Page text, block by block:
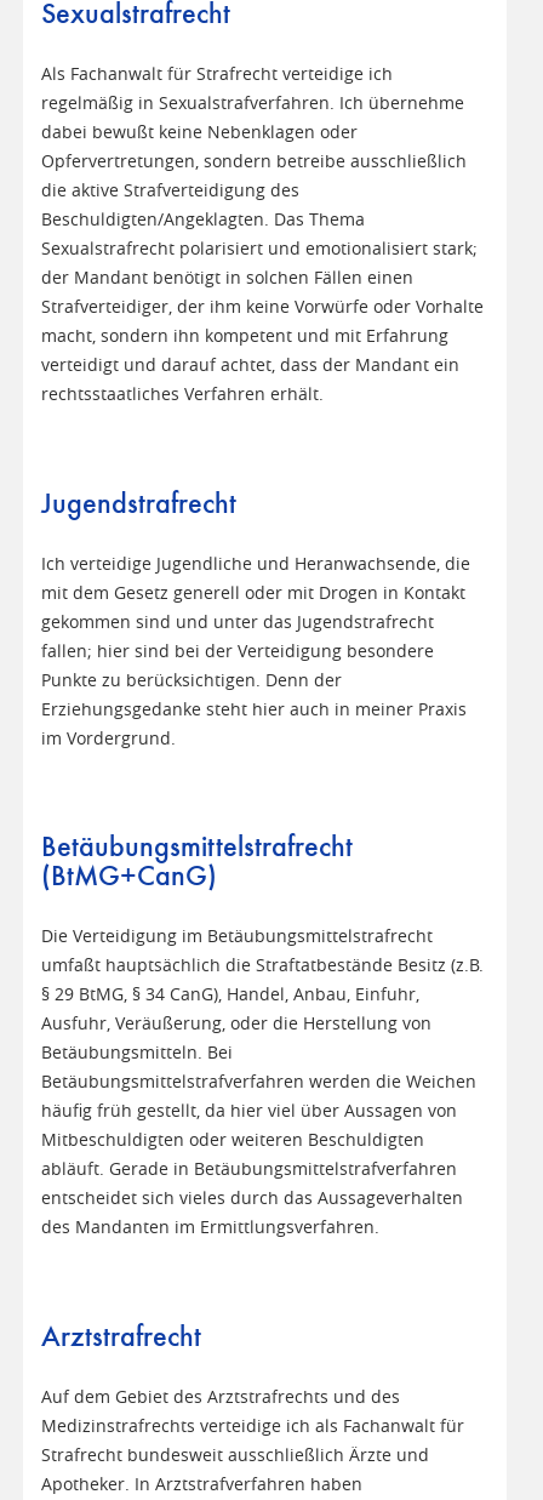
Sexualstrafrecht
Als Fachanwalt für Strafrecht verteidige ich
regelmäßig in Sexualstrafverfahren. Ich übernehme
dabei bewußt keine Nebenklagen oder
Opfervertretungen, sondern betreibe ausschließlich
die aktive Strafverteidigung des
Beschuldigten/Angeklagten. Das Thema
Sexualstrafrecht polarisiert und emotionalisiert stark;
der Mandant benötigt in solchen Fällen einen
Strafverteidiger, der ihm keine Vorwürfe oder Vorhalte
macht, sondern ihn kompetent und mit Erfahrung
verteidigt und darauf achtet, dass der Mandant ein
rechtsstaatliches Verfahren erhält.
Jugendstrafrecht
Ich verteidige Jugendliche und Heranwachsende, die
mit dem Gesetz generell oder mit Drogen in Kontakt
gekommen sind und unter das Jugendstrafrecht
fallen; hier sind bei der Verteidigung besondere
Punkte zu berücksichtigen. Denn der
Erziehungsgedanke steht hier auch in meiner Praxis
im Vordergrund.
Betäubungsmittelstrafrecht
(BtMG+CanG)
Die Verteidigung im Betäubungsmittelstrafrecht
umfaßt hauptsächlich die Straftatbestände Besitz (z.B.
§ 29 BtMG, § 34 CanG), Handel, Anbau, Einfuhr,
Ausfuhr, Veräußerung, oder die Herstellung von
Betäubungsmitteln. Bei
Betäubungsmittelstrafverfahren werden die Weichen
häufig früh gestellt, da hier viel über Aussagen von
Mitbeschuldigten oder weiteren Beschuldigten
abläuft. Gerade in Betäubungsmittelstrafverfahren
entscheidet sich vieles durch das Aussageverhalten
des Mandanten im Ermittlungsverfahren.
Arztstrafrecht
Auf dem Gebiet des Arztstrafrechts und des
Medizinstrafrechts verteidige ich als Fachanwalt für
Strafrecht bundesweit ausschließlich Ärzte und
Apotheker. In Arztstrafverfahren haben